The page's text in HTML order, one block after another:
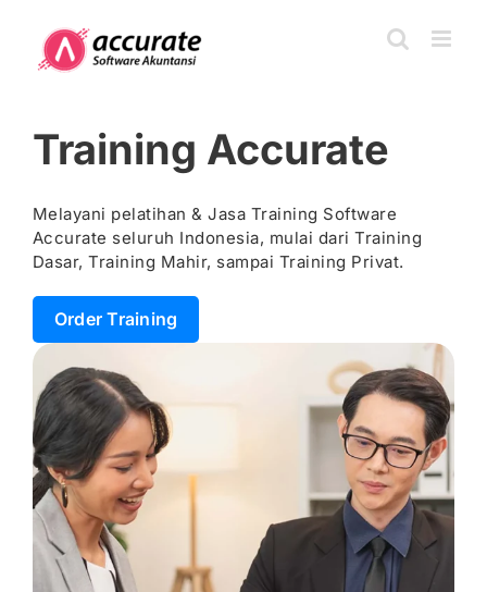
content
Training Accurate
Melayani pelatihan & Jasa Training Software
Accurate seluruh Indonesia, mulai dari Training
Dasar, Training Mahir, sampai Training Privat.
Order Training